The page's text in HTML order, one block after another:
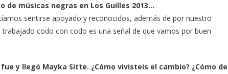
de músicas negras en Los Guilles 2013…
sentirse apoyado y reconocidos, además de por nuestro
codo con codo es una señal de que vamos por buen
y llegó Mayka Sitte. ¿Cómo vivisteis el cambio? ¿Cómo de